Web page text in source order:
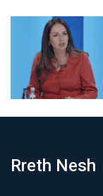
Rreth Nesh